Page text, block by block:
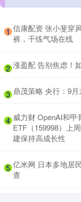
1 信康配资 张小斐穿
裤，干练气场在线
2 涨盈配 告别焦虑！
3 鼎茂策略 央行：9
4 威力财 OpenAI和
ETF（159998）上
建保持高成长性
5 亿米网 日本多地居
查